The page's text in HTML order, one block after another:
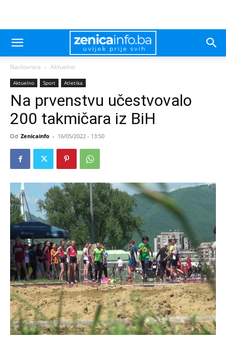
Naslovnica Aktuelno
Aktuelno Sport Atletika
Na prvenstvu učestvovalo
200 takmičara iz BiH
Od Zenicainfo - 16/05/2022 - 13:50